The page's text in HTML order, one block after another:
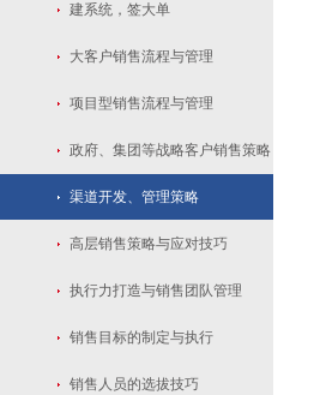
建系统，签大单
大客户销售流程与管理
项目型销售流程与管理
政府、集团等战略客户销售策略
与管理
渠道开发、管理策略
高层销售策略与应对技巧
执行力打造与销售团队管理
销售目标的制定与执行
销售人员的选拔技巧